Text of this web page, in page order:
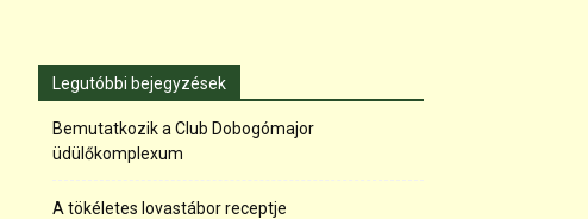
Legutóbbi bejegyzések
Bemutatkozik a Club Dobogómajor
üdülőkomplexum
A tökéletes lovastábor receptje